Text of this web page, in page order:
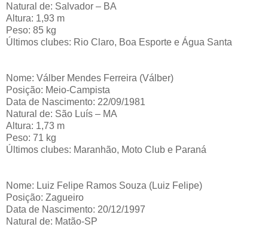
Natural de: Salvador – BA
Altura: 1,93 m
Peso: 85 kg
Últimos clubes: Rio Claro, Boa Esporte e Água Santa
Nome: Válber Mendes Ferreira (Válber)
Posição: Meio-Campista
Data de Nascimento: 22/09/1981
Natural de: São Luís – MA
Altura: 1,73 m
Peso: 71 kg
Últimos clubes: Maranhão, Moto Club e Paraná
Nome: Luiz Felipe Ramos Souza (Luiz Felipe)
Posição: Zagueiro
Data de Nascimento: 20/12/1997
Natural de: Matão-SP